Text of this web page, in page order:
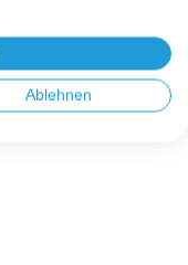
Ablehnen